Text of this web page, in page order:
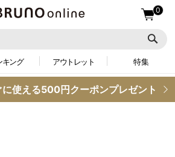
0
キング アウトレット 特集
に使える500円クーポンプレゼント